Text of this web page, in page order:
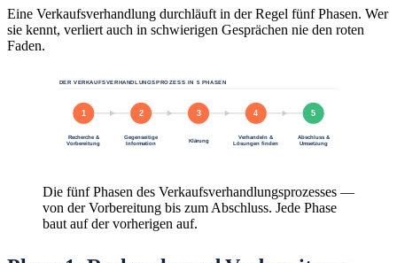
Eine Verkaufsverhandlung durchläuft in der Regel fünf Phasen. Wer
sie kennt, verliert auch in schwierigen Gesprächen nie den roten
Faden.
DER VERKAUFSVERHANDLUNGSPROZESS IN 5 PHASEN
1 2 3 4 5
Recherche &
Vorbereitung
Gegenseitige
Information Klärung
Verhandeln &
Lösungen finden
Abschluss &
Umsetzung
Die fünf Phasen des Verkaufsverhandlungsprozesses —
von der Vorbereitung bis zum Abschluss. Jede Phase
baut auf der vorherigen auf.